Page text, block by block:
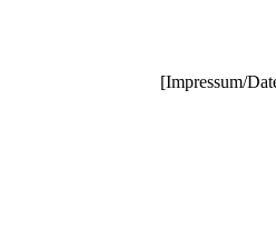
[Impressum/